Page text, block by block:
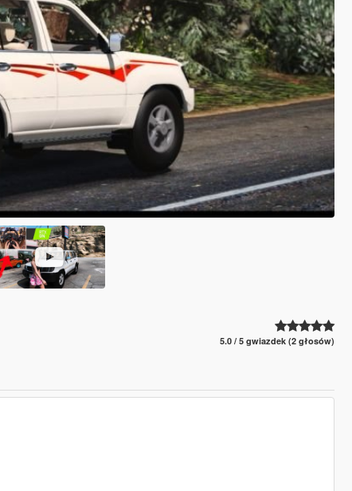
5.0 / 5 gwiazdek (2 głosów)